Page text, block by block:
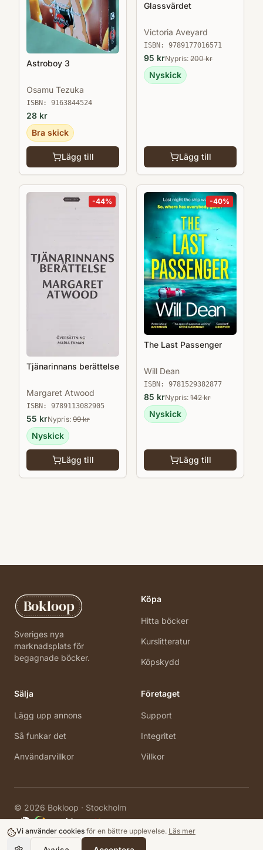
Astroboy 3
Osamu Tezuka
ISBN: 9163844524
28 kr
Bra skick
Lägg till
Glassvärdet
Victoria Aveyard
ISBN: 9789177016571
95 krNypris: 200kr
Nyskick
Lägg till
-44%
Tjänarinnans berättelse
Margaret Atwood
ISBN: 9789113082905
55 krNypris: 99kr
Nyskick
Lägg till
-40%
The Last Passenger
Will Dean
ISBN: 9781529382877
85 krNypris: 142kr
Nyskick
Lägg till
Bokloop
Sveriges nya
marknadsplats för
begagnade böcker.
Köpa
Hitta böcker
Kurslitteratur
Köpskydd
Sälja
Lägg upp annons
Så funkar det
Användarvillkor
Företaget
Support
Integritet
Villkor
© 2026 Bokloop · Stockholm
Vi använder cookies för en bättre upplevelse. Läs mer